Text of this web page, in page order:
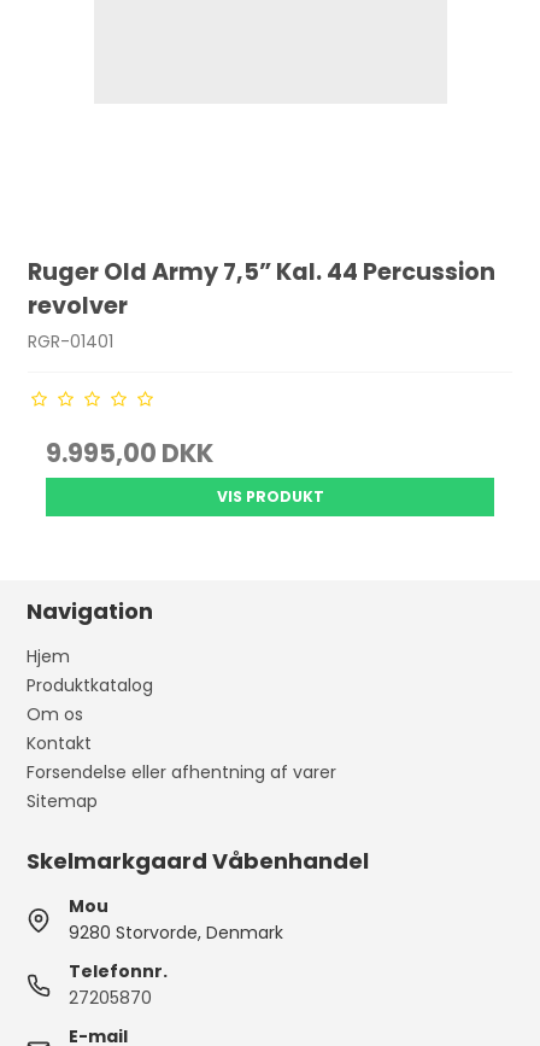
Ruger Old Army 7,5” Kal. 44 Percussion
revolver
RGR-01401
9.995,00 DKK
VIS PRODUKT
Navigation
Hjem
Produktkatalog
Om os
Kontakt
Forsendelse eller afhentning af varer
Sitemap
Skelmarkgaard Våbenhandel
Mou
9280 Storvorde, Denmark
Telefonnr.
27205870
E-mail